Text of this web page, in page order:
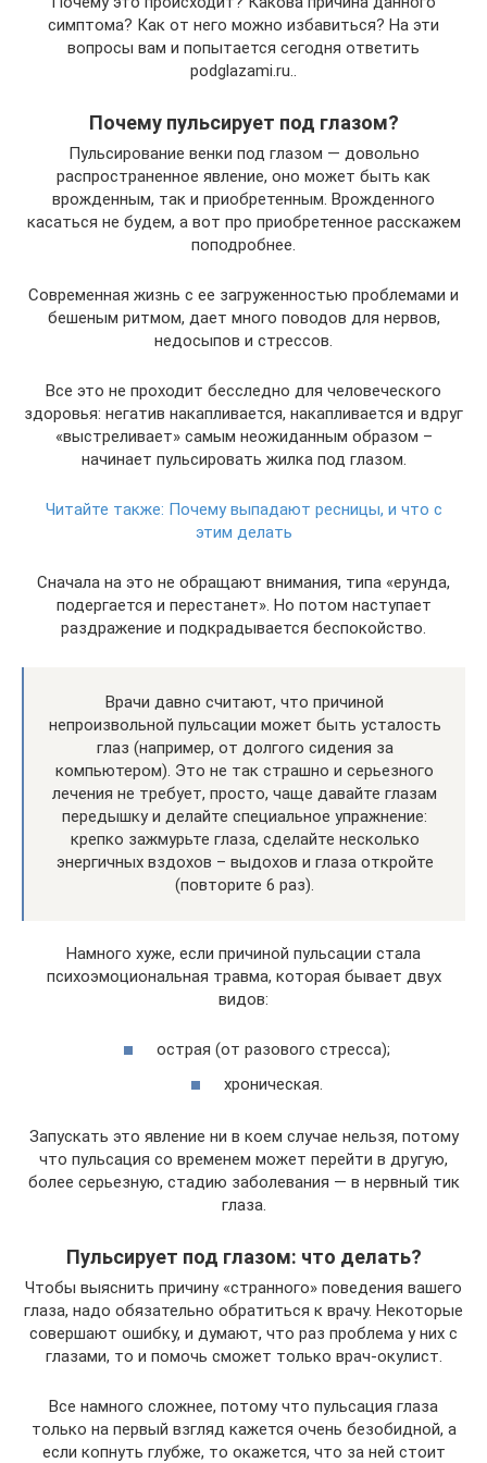
симптома? Как от него можно избавиться? На эти
вопросы вам и попытается сегодня ответить
podglazami.ru..
Почему пульсирует под глазом?
Пульсирование венки под глазом — довольно
распространенное явление, оно может быть как
врожденным, так и приобретенным. Врожденного
касаться не будем, а вот про приобретенное расскажем
поподробнее.
Современная жизнь с ее загруженностью проблемами и
бешеным ритмом, дает много поводов для нервов,
недосыпов и стрессов.
Все это не проходит бесследно для человеческого
здоровья: негатив накапливается, накапливается и вдруг
«выстреливает» самым неожиданным образом –
начинает пульсировать жилка под глазом.
Читайте также: Почему выпадают ресницы, и что с
этим делать
Сначала на это не обращают внимания, типа «ерунда,
подергается и перестанет». Но потом наступает
раздражение и подкрадывается беспокойство.
Врачи давно считают, что причиной
непроизвольной пульсации может быть усталость
глаз (например, от долгого сидения за
компьютером). Это не так страшно и серьезного
лечения не требует, просто, чаще давайте глазам
передышку и делайте специальное упражнение:
крепко зажмурьте глаза, сделайте несколько
энергичных вздохов – выдохов и глаза откройте
(повторите 6 раз).
Намного хуже, если причиной пульсации стала
психоэмоциональная травма, которая бывает двух
видов:
острая (от разового стресса);
хроническая.
Запускать это явление ни в коем случае нельзя, потому
что пульсация со временем может перейти в другую,
более серьезную, стадию заболевания — в нервный тик
глаза.
Пульсирует под глазом: что делать?
Чтобы выяснить причину «странного» поведения вашего
глаза, надо обязательно обратиться к врачу. Некоторые
совершают ошибку, и думают, что раз проблема у них с
глазами, то и помочь сможет только врач-окулист.
Все намного сложнее, потому что пульсация глаза
только на первый взгляд кажется очень безобидной, а
если копнуть глубже, то окажется, что за ней стоит